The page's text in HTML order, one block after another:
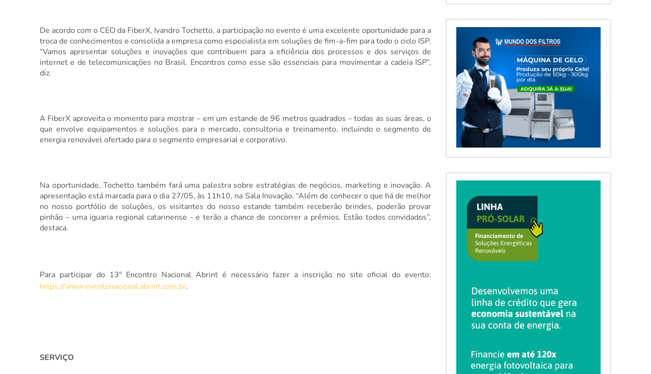
De acordo com o CEO da FiberX, Ivandro Tochetto, a participação no evento é uma excelente oportunidade para a
troca de conhecimentos e consolida a empresa como especialista em soluções de fim-a-fim para todo o ciclo ISP.
“Vamos apresentar soluções e inovações que contribuem para a eficiência dos processos e dos serviços de
internet e de telecomunicações no Brasil. Encontros como esse são essenciais para movimentar a cadeia ISP”,
diz.
A FiberX aproveita o momento para mostrar – em um estande de 96 metros quadrados – todas as suas áreas, o
que envolve equipamentos e soluções para o mercado, consultoria e treinamento, incluindo o segmento de
energia renovável ofertado para o segmento empresarial e corporativo.
Na oportunidade, Tochetto também fará uma palestra sobre estratégias de negócios, marketing e inovação. A
apresentação está marcada para o dia 27/05, às 11h10, na Sala Inovação. “Além de conhecer o que há de melhor
no nosso portfólio de soluções, os visitantes do nosso estande também receberão brindes, poderão provar
pinhão – uma iguaria regional catarinense - e terão a chance de concorrer a prêmios. Estão todos convidados”,
destaca.
Para participar do 13º Encontro Nacional Abrint é necessário fazer a inscrição no site oficial do evento:
https://www.eventonacional.abrint.com.br.
SERVIÇO